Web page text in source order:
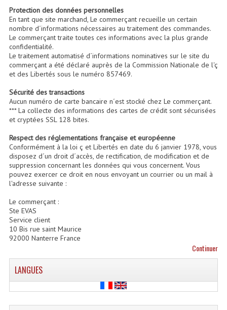
Amplificateurs Multi-Canaux
Casques Stéréo
Compresseurs , Limiteurs , Noise Gate
Enceintes Et Caissons Basses
Enceintes Amplifiées Actives
Enceintes, Système Amplifiés
Caisson De Basse Amplifié
Enceintes (Ecoutes De Studio)
Protection des données personnelles
En tant que site marchand, Le commerçant recueille un certain
nombre d´informations nécessaires au traitement des commandes.
Le commerçant traite toutes ces informations avec la plus grande
confidentialité.
Le traitement automatisé d´informations nominatives sur le site du
commerçant a été déclaré auprès de la Commission Nationale de l'ç
et des Libertés sous le numéro 857469.
Sécurité des transactions
Aucun numéro de carte bancaire n´est stocké chez Le commerçant.
*** La collecte des informations des cartes de crédit sont sécurisées
et cryptées SSL 128 bites.
Respect des réglementations française et européenne
Conformément à la loi ç et Libertés en date du 6 janvier 1978, vous
disposez d´un droit d´accès, de rectification, de modification et de
suppression concernant les données qui vous concernent. Vous
pouvez exercer ce droit en nous envoyant un courrier ou un mail à
l'adresse suivante :
Le commerçant :
Ste EVAS
Service client
10 Bis rue saint Maurice
92000 Nanterre France
Continuer
LANGUES